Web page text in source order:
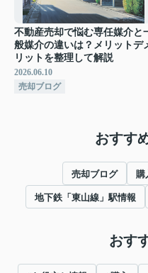
不動産売却で悩む専任媒介と
般媒介の違いは？メリットデ
リットを整理して解説
2026.06.10
売却ブログ
おすす
売却ブログ 購
地下鉄「東山線」駅情報
おす